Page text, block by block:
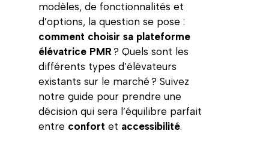
modèles, de fonctionnalités et
d’options, la question se pose :
comment choisir sa plateforme
élévatrice PMR ? Quels sont les
différents types d’élévateurs
existants sur le marché ? Suivez
notre guide pour prendre une
décision qui sera l’équilibre parfait
entre confort et accessibilité.